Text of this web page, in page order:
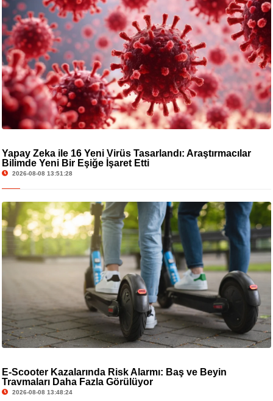
Yapay Zeka ile 16 Yeni Virüs Tasarlandı: Araştırmacılar
Bilimde Yeni Bir Eşiğe İşaret Etti
2026-08-08 13:51:28
E-Scooter Kazalarında Risk Alarmı: Baş ve Beyin
Travmaları Daha Fazla Görülüyor
2026-08-08 13:48:24